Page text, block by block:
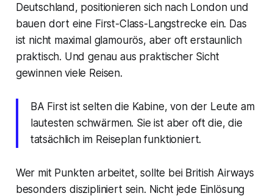
Deutschland, positionieren sich nach London und
bauen dort eine First-Class-Langstrecke ein. Das
ist nicht maximal glamourös, aber oft erstaunlich
praktisch. Und genau aus praktischer Sicht
gewinnen viele Reisen.
BA First ist selten die Kabine, von der Leute am
lautesten schwärmen. Sie ist aber oft die, die
tatsächlich im Reiseplan funktioniert.
Wer mit Punkten arbeitet, sollte bei British Airways
besonders diszipliniert sein. Nicht jede Einlösung